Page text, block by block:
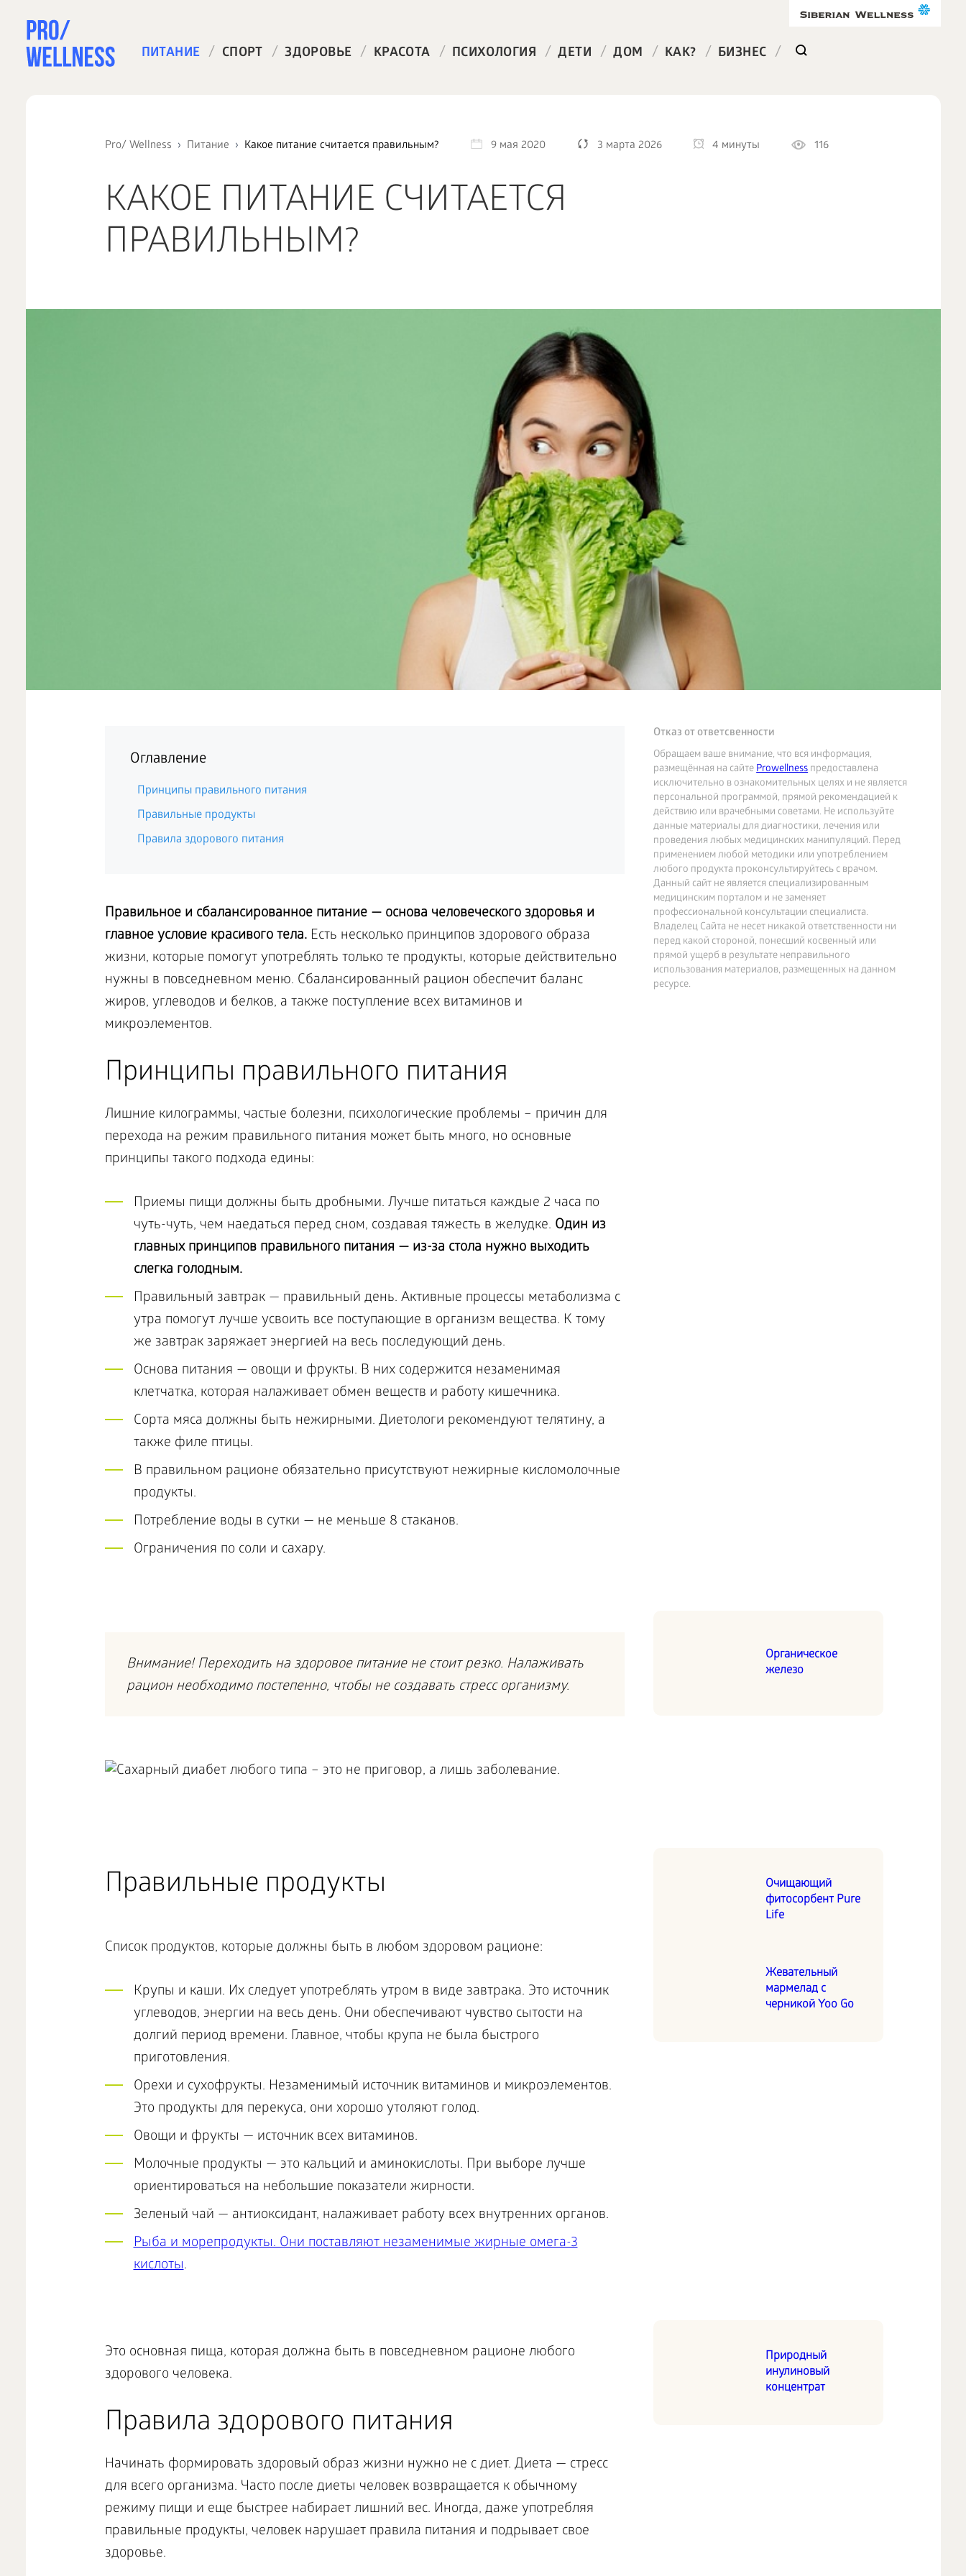
ПИТАНИЕ / СПОРТ / ЗДОРОВЬЕ / КРАСОТА / ПСИХОЛОГИЯ / ДЕТИ / ДОМ / КАК? / БИЗНЕС /
Pro/ Wellness Питание Какое питание считается правильным? 9 мая 2020 3 марта 2026 4 минуты 116
КАКОЕ ПИТАНИЕ СЧИТАЕТСЯ
ПРАВИЛЬНЫМ?
Отказ от ответсвенности
Обращаем ваше внимание, что вся информация,
размещённая на сайтеProwellnessпредоставлена
исключительно в ознакомительных целях и не является
персональной программой, прямой рекомендацией к
действию или врачебными советами. Не используйте
данные материалы для диагностики, лечения или
проведения любых медицинских манипуляций. Перед
применением любой методики или употреблением
любого продукта проконсультируйтесь с врачом.
Данный сайт не является специализированным
медицинским порталом и не заменяет
профессиональной консультации специалиста.
Владелец Сайта не несет никакой ответственности ни
перед какой стороной, понесший косвенный или
прямой ущерб в результате неправильного
использования материалов, размещенных на данном
ресурсе.
Оглавление
Принципы правильного питания
Правильные продукты
Правила здорового питания
Правильное и сбалансированное питание — основа человеческого здоровья и
главное условие красивого тела.Есть несколько принципов здорового образа
жизни, которые помогут употреблять только те продукты, которые действительно
нужны в повседневном меню. Сбалансированный рацион обеспечит баланс
жиров, углеводов и белков, а также поступление всех витаминов и
микроэлементов.
Принципы правильного питания
Лишние килограммы, частые болезни, психологические проблемы – причин для
перехода на режим правильного питания может быть много, но основные
принципы такого подхода едины:
Приемы пищи должны быть дробными. Лучше питаться каждые 2 часа по
чуть-чуть, чем наедаться перед сном, создавая тяжесть в желудке. Один из
главных принципов правильного питания — из-за стола нужно выходить
слегка голодным.
Правильный завтрак — правильный день. Активные процессы метаболизма с
утра помогут лучше усвоить все поступающие в организм вещества. К тому
же завтрак заряжает энергией на весь последующий день.
Основа питания — овощи и фрукты. В них содержится незаменимая
клетчатка, которая налаживает обмен веществ и работу кишечника.
Сорта мяса должны быть нежирными. Диетологи рекомендуют телятину, а
также филе птицы.
В правильном рационе обязательно присутствуют нежирные кисломолочные
продукты.
Потребление воды в сутки — не меньше 8 стаканов.
Ограничения по соли и сахару.
Органическое
железо
Внимание! Переходить на здоровое питание не стоит резко. Налаживать
рацион необходимо постепенно, чтобы не создавать стресс организму.
Очищающий
фитосорбент Pure
Life
Правильные продукты
Жевательный
мармелад с
черникой Yoo Go
Список продуктов, которые должны быть в любом здоровом рационе:
Крупы и каши. Их следует употреблять утром в виде завтрака. Это источник
углеводов, энергии на весь день. Они обеспечивают чувство сытости на
долгий период времени. Главное, чтобы крупа не была быстрого
приготовления.
Орехи и сухофрукты. Незаменимый источник витаминов и микроэлементов.
Это продукты для перекуса, они хорошо утоляют голод.
Овощи и фрукты — источник всех витаминов.
Молочные продукты — это кальций и аминокислоты. При выборе лучше
ориентироваться на небольшие показатели жирности.
Зеленый чай — антиоксидант, налаживает работу всех внутренних органов.
Рыба и морепродукты. Они поставляют незаменимые жирные омега-3
кислоты.
Природный
инулиновый
концентрат
Это основная пища, которая должна быть в повседневном рационе любого
здорового человека.
Правила здорового питания
Начинать формировать здоровый образ жизни нужно не с диет. Диета — стресс
для всего организма. Часто после диеты человек возвращается к обычному
режиму пищи и еще быстрее набирает лишний вес. Иногда, даже употребляя
правильные продукты, человек нарушает правила питания и подрывает свое
здоровье.